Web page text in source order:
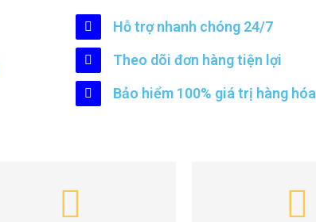
Hỗ trợ nhanh chóng 24/7
Theo dõi đơn hàng tiện lợi
Bảo hiểm 100% giá trị hàng hóa